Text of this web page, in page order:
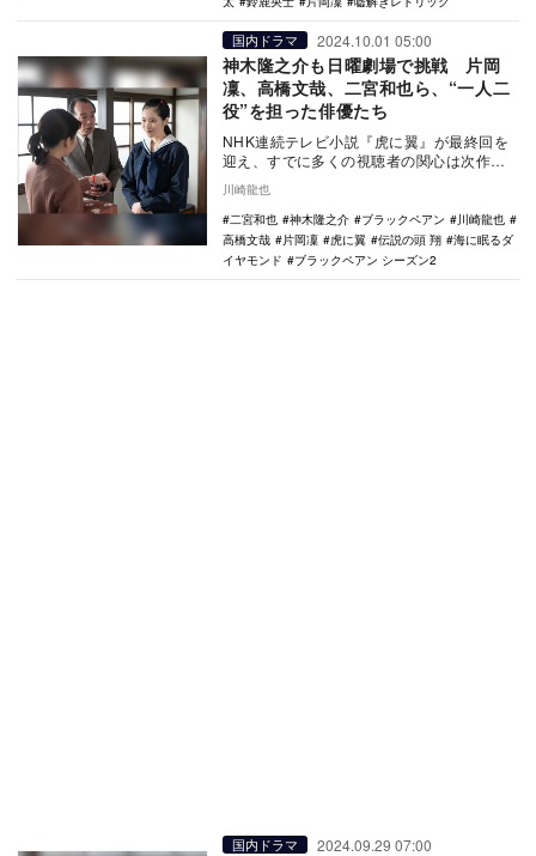
国内ドラマ 2024.10.01 05:00
神木隆之介も日曜劇場で挑戦 片岡
凜、高橋文哉、二宮和也ら、“一人二
役”を担った俳優たち
NHK連続テレビ小説『虎に翼』が最終回を
迎え、すでに多くの視聴者の関心は次作の
ろうか。だが…
川崎龍也
二宮和也
神木隆之介 ブラックペアン
川崎龍也
高橋文哉
片岡凜 虎に翼 伝説の頭 翔
海に眠るダ
イヤモンド
ブラックペアン シーズン2
国内ドラマ 2024.09.29 07:00